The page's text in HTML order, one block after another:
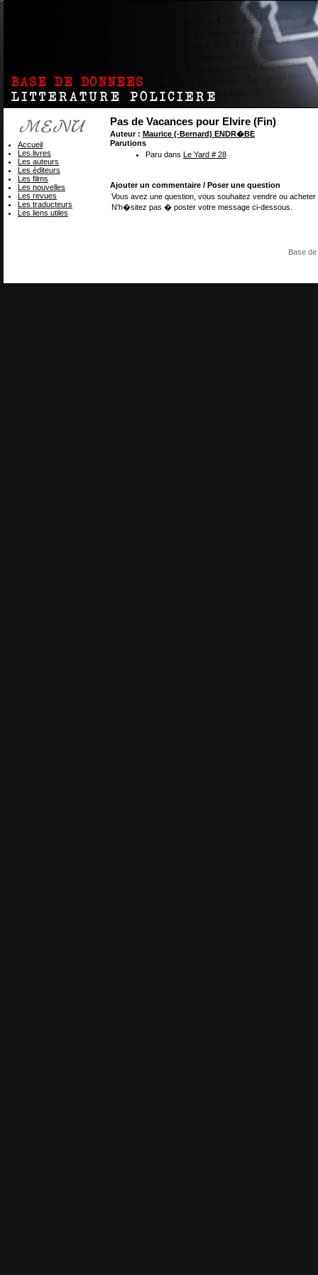
Pas de Vacances pour Elvire (Fin)
Auteur : Maurice (-Bernard) ENDR�BE
Parutions
Paru dans Le Yard # 28
Ajouter un commentaire / Poser une question
Vous avez une question, vous souhaitez vendre ou
N'h�sitez pas � poster votre message ci-dessous.
Accueil
Les livres
Les auteurs
Les éditeurs
Les films
Les nouvelles
Les revues
Les traducteurs
Les liens utiles
Base